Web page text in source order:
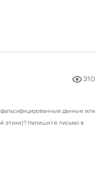
310
данные или
этики)? Напишите письмо в